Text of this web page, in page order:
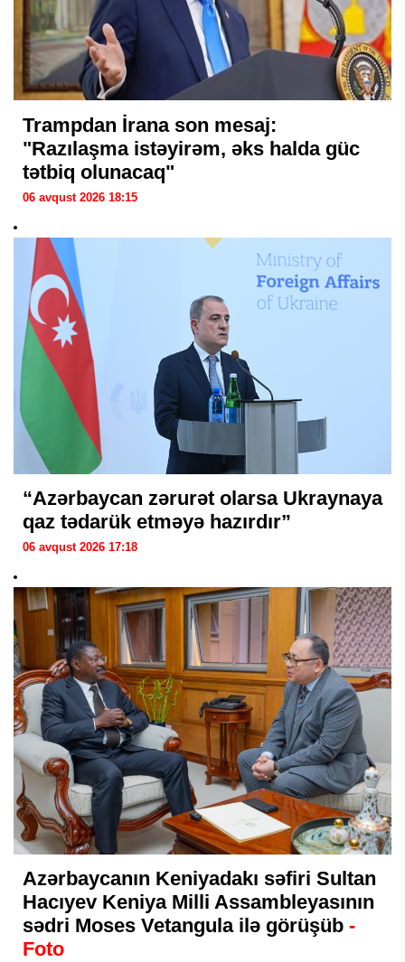
Trampdan İrana son mesaj:
"Razılaşma istəyirəm, əks halda güc
tətbiq olunacaq"
06 avqust 2026 18:15
“Azərbaycan zərurət olarsa Ukraynaya
qaz tədarük etməyə hazırdır”
06 avqust 2026 17:18
Azərbaycanın Keniyadakı səfiri Sultan
Hacıyev Keniya Milli Assambleyasının
sədri Moses Vetangula ilə görüşüb -
Foto